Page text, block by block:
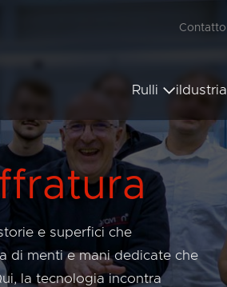
Contatto
Rulli
Rulli goffratori
Rulli di unione
Rulli anilox
iIdustria
e superfici che
di menti e mani dedicate che
la tecnologia incontra